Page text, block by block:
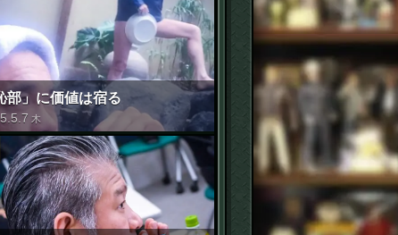
部」に価値は宿る
.5 .7 木